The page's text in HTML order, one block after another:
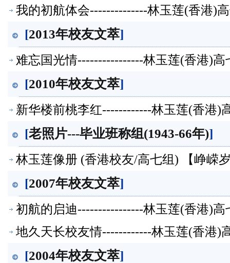
我的初航体会--------------林玉莲(香港)
[2013年校友文萃]
难忘国光情----------------林玉莲(香港)高
[2010年校友文萃]
新华楼前桃李红------------林玉莲(香港)
[老照片---毕业班称组(1943-66年)]
林玉莲像册 (香港校友/高七组) 【峥嵘
[2007年校友文萃]
初航的启迪----------------林玉莲(香港)高
地久天长校友情------------林玉莲(香港)
[2004年校友文萃]